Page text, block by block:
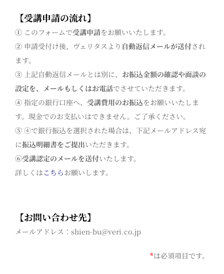
【受講申請の流れ】
① このフォームで受講申請をお願いいたします。
② 申請受付け後、ヴェリタスより 自動返信メールが送付され
ます。
③ 上記自動返信メールとは別に、 お振込金額の確認や面談の
設定を、メールもしくはお電話でさせていただきます。
④ 指定の銀行口座へ、 受講費用のお振込をお願いいたしま
す。現金でのお支払いはできません。ご了承ください。
⑤ ④で銀行振込を選択された場合は、下記メールアドレス宛
に振込明細書をご提出いただきます。
⑥受講認定のメールを送付いたします。
詳しくは こちらお願いします。
【お問い合わせ先】
メールアドレス：shien-bu@veri.co.jp
*は必須項目です。